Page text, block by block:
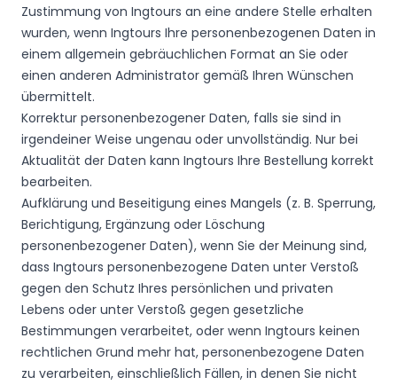
Zustimmung von Ingtours an eine andere Stelle erhalten
wurden, wenn Ingtours Ihre personenbezogenen Daten in
einem allgemein gebräuchlichen Format an Sie oder
einen anderen Administrator gemäß Ihren Wünschen
übermittelt.
Korrektur personenbezogener Daten, falls sie sind in
irgendeiner Weise ungenau oder unvollständig. Nur bei
Aktualität der Daten kann Ingtours Ihre Bestellung korrekt
bearbeiten.
Aufklärung und Beseitigung eines Mangels (z. B. Sperrung,
Berichtigung, Ergänzung oder Löschung
personenbezogener Daten), wenn Sie der Meinung sind,
dass Ingtours personenbezogene Daten unter Verstoß
gegen den Schutz Ihres persönlichen und privaten
Lebens oder unter Verstoß gegen gesetzliche
Bestimmungen verarbeitet, oder wenn Ingtours keinen
rechtlichen Grund mehr hat, personenbezogene Daten
zu verarbeiten, einschließlich Fällen, in denen Sie nicht